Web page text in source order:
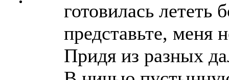
готовилась лететь
представьте, меня
Придя из разных